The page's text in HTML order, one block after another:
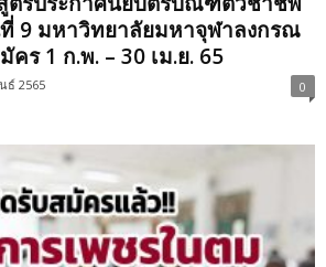
9 มหาวิทยาลัยมหาจุฬาลงกรณ
ร 1 ก.พ. – 30 เม.ย. 65
ธ์ 2565 0